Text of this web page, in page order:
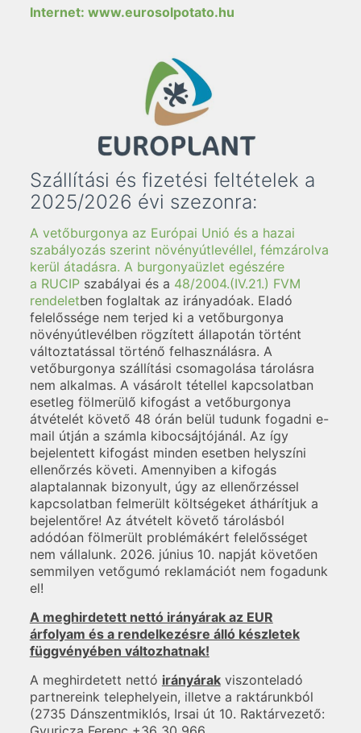
Internet: www.eurosolpotato.hu
Szállítási és fizetési feltételek a
2025/2026 évi szezonra:
A vetőburgonya az Európai Unió és a hazai
szabályozás szerint növényútlevéllel, fémzárolva
kerül átadásra. A burgonyaüzlet egészére
a RUCIPszabályai és a 48/2004.(IV.21.) FVM
rendeletben foglaltak az irányadóak. Eladó
felelőssége nem terjed ki a vetőburgonya
növényútlevélben rögzített állapotán történt
változtatással történő felhasználásra. A
vetőburgonya szállítási csomagolása tárolásra
nem alkalmas. A vásárolt tétellel kapcsolatban
esetleg fölmerülő kifogást a vetőburgonya
átvételét követő 48 órán belül tudunk fogadni e-
mail útján a számla kibocsájtójánál. Az így
bejelentett kifogást minden esetben helyszíni
ellenőrzés követi. Amennyiben a kifogás
alaptalannak bizonyult, úgy az ellenőrzéssel
kapcsolatban felmerült költségeket áthárítjuk a
bejelentőre! Az átvételt követő tárolásból
adódóan fölmerült problémákért felelősséget
nem vállalunk. 2026. június 10. napját követően
semmilyen vetőgumó reklamációt nem fogadunk
el!
A meghirdetett nettó irányárak az EUR
árfolyam és a rendelkezésre álló készletek
függvényében változhatnak!
A meghirdetett nettó irányárakviszonteladó
partnereink telephelyein, illetve a raktárunkból
(2735 Dánszentmiklós, Irsai út 10. Raktárvezető: